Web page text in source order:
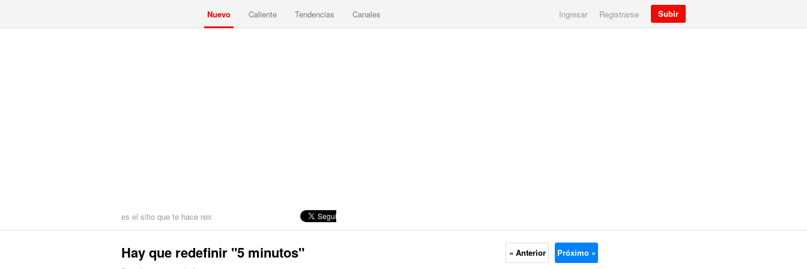
Nuevo Caliente Tendencias Canales Ingresar Registrarse Subir
es el sitio que te hace reir.
Hay que redefinir "5 minutos" « Anterior Próximo »